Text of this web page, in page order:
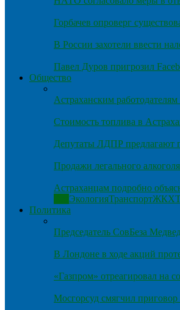
Горбачев опроверг
В России захотели ввести
Павел Дуров пригрозил
Общество
Астраханским
Стоимость топлива в
Депутаты ЛДПР предлагают
Продажи легального
Астраханцам подробно
ЭкологияТранспортЖКХ
Политика
Председатель СовБеза
В Лондоне в ходе акций
«Газпром» отреагировал на
Мосгорсуд смягчил приговор